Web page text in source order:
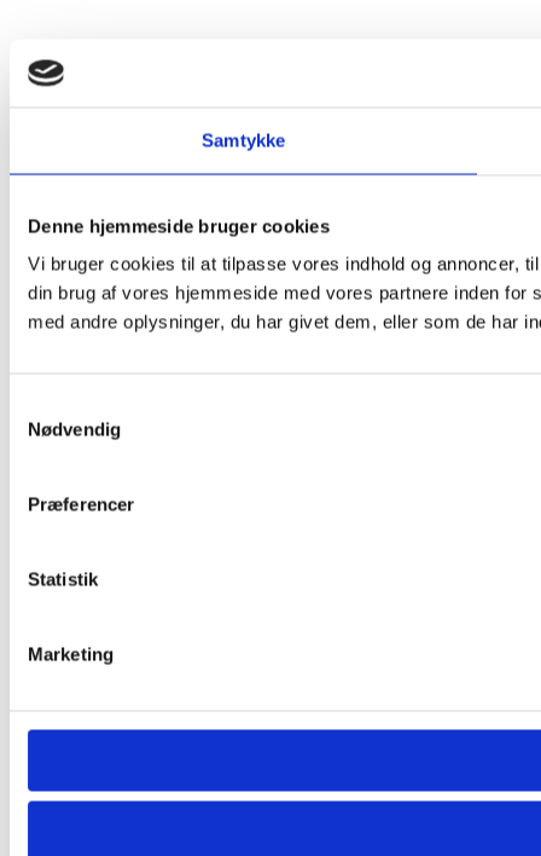
Samtykke
Denne hjemmeside bruger cookies
Vi bruger cookies til at tilpasse vores indhold og annoncer,
din brug af vores hjemmeside med vores partnere inden
med andre oplysninger, du har givet dem, eller som de har
Nødvendig
Præferencer
Statistik
Marketing